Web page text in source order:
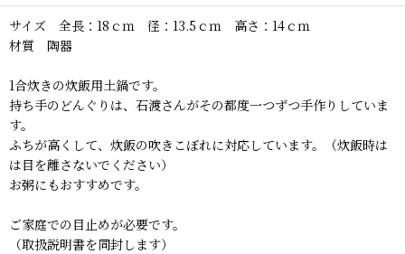
サイズ 全長：18ｃｍ 径：13.5ｃｍ 高さ：14ｃｍ
材質 陶器
1合炊きの炊飯用土鍋です。
持ち手のどんぐりは、石渡さんがその都度一つずつ手作りしていま
す。
ふちが高くして、炊飯の吹きこぼれに対応しています。（炊飯時は
は目を離さないでください）
お粥にもおすすめです。
ご家庭での目止めが必要です。
（取扱説明書を同封します）